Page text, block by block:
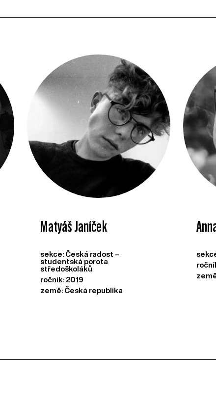
Matyáš Janíček
sekce: Česká radost –
studentská porota
středoškoláků
ročník: 2019
země: Česká republika